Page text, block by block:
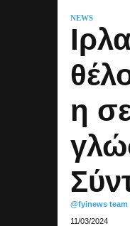
NEWS
η
@fyinews team
11/03/2024